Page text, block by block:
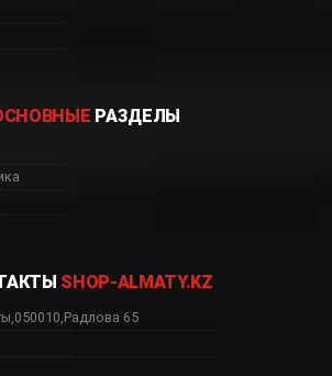
РАЗДЕЛЫ
SHOP-ALMATY.KZ
050010 Радлова 65